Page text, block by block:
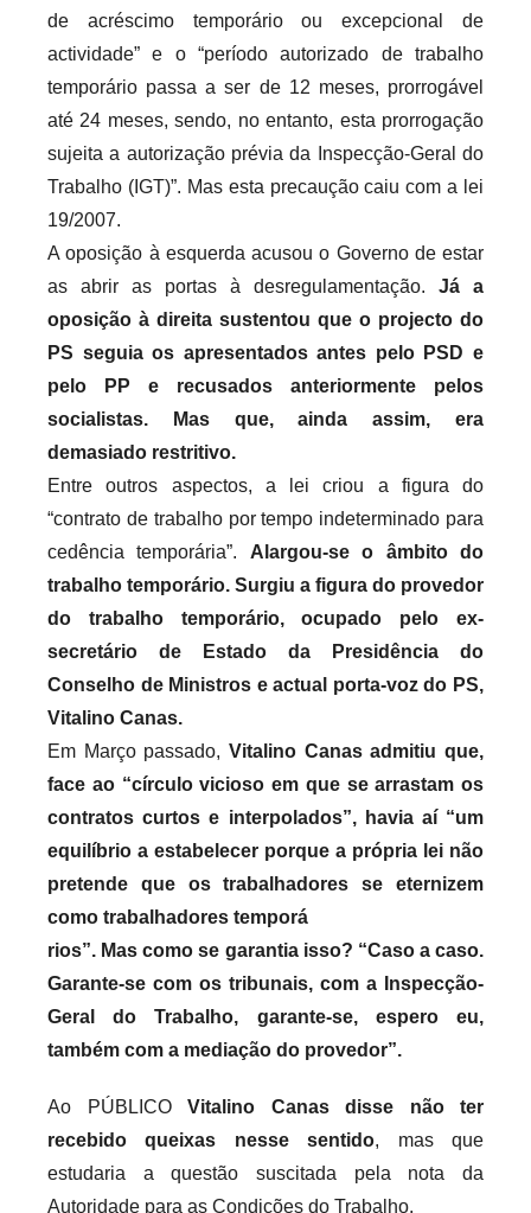
de acréscimo temporário ou excepcional de
actividade” e o “período autorizado de trabalho
temporário passa a ser de 12 meses, prorrogável
até 24 meses, sendo, no entanto, esta prorrogação
sujeita a autorização prévia da Inspecção-Geral do
Trabalho (IGT)”. Mas esta precaução caiu com a lei
19/2007.
A oposição à esquerda acusou o Governo de estar
as abrir as portas à desregulamentação. Já a
oposição à direita sustentou que o projecto do
PS seguia os apresentados antes pelo PSD e
pelo PP e recusados anteriormente pelos
socialistas. Mas que, ainda assim, era
demasiado restritivo.
Entre outros aspectos, a lei criou a figura do
“contrato de trabalho por tempo indeterminado para
cedência temporária”. Alargou-se o âmbito do
trabalho temporário. Surgiu a figura do provedor
do trabalho temporário, ocupado pelo ex-
secretário de Estado da Presidência do
Conselho de Ministros e actual porta-voz do PS,
Vitalino Canas.
Em Março passado, Vitalino Canas admitiu que,
face ao “círculo vicioso em que se arrastam os
contratos curtos e interpolados”, havia aí “um
equilíbrio a estabelecer porque a própria lei não
pretende que os trabalhadores se eternizem
como trabalhadores temporá
rios”. Mas como se garantia isso? “Caso a caso.
Garante-se com os tribunais, com a Inspecção-
Geral do Trabalho, garante-se, espero eu,
também com a mediação do provedor”.
Ao PÚBLICO Vitalino Canas disse não ter
recebido queixas nesse sentido, mas que
estudaria a questão suscitada pela nota da
Autoridade para as Condições do Trabalho.